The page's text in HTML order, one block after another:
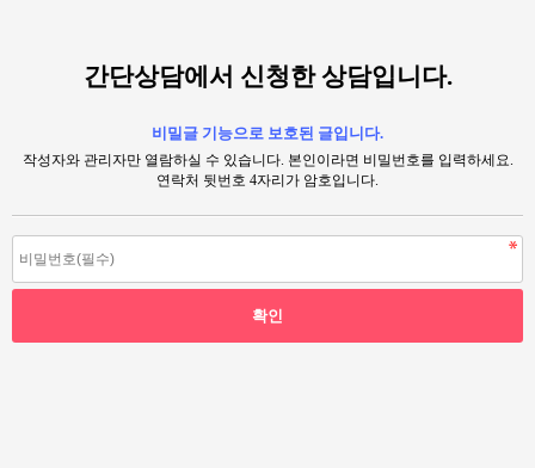
간단상담에서 신청한 상담입니다.
비밀글 기능으로 보호된 글입니다.
작성자와 관리자만 열람하실 수 있습니다. 본인이라면 비밀번호를 입력하세요.
연락처 뒷번호 4자리가 암호입니다.